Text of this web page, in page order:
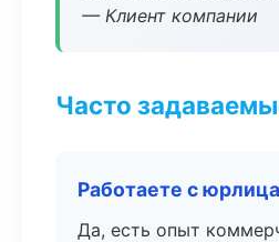
— Клиент компании
Часто
Работаете с
Да, есть опыт